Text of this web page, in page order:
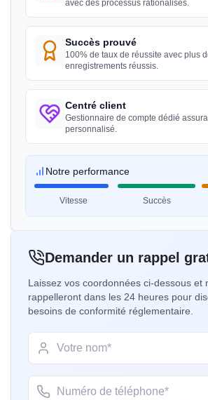
Mme. Amanda
Honeywell, Titulaire de licence BIS
très satisfaite.”
Mme. Amanda
Trimble Navigation, Titulaire de
États-Unis
“Support fluide pour la certification et
Mme. Martina
Remsa Italia, Titulaire de licence BIS
simplifié. ”
avec des processus rationalisés.
Succès prouvé
100% de taux de réussite avec plus
enregistrements réussis.
Centré client
Gestionnaire de compte dédié
personnalisé.
Notre performance
Vitesse Succès
Demander un rappel
Laissez vos coordonnées ci-dessous et
rappelleront dans les 24 heures pour
besoins de conformité réglementaire.